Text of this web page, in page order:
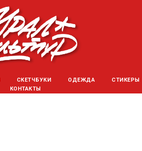
СКЕТЧБУКИ ОДЕЖДА СТИКЕРЫ
КОНТАКТЫ